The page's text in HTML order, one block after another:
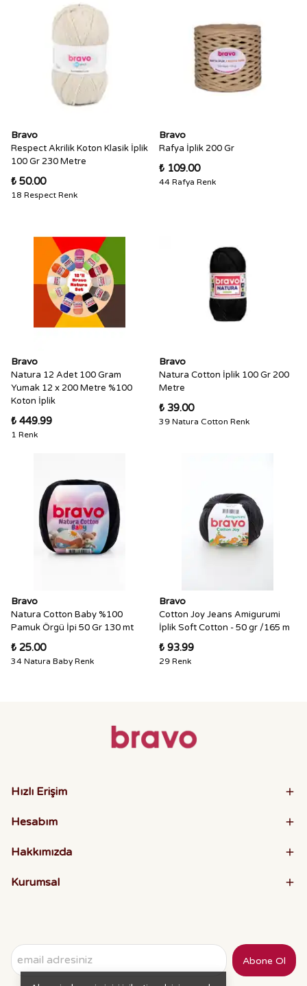
Bravo
Respect Akrilik Koton Klasik İplik
100 Gr 230 Metre
₺ 50.00
18 Respect Renk
Bravo
Rafya İplik 200 Gr
₺ 109.00
44 Rafya Renk
Bravo
Natura 12 Adet 100 Gram
Yumak 12 x 200 Metre %100
Koton İplik
₺ 449.99
1 Renk
Bravo
Natura Cotton İplik 100 Gr 200
Metre
₺ 39.00
39 Natura Cotton Renk
Bravo
Natura Cotton Baby %100
Pamuk Örgü İpi 50 Gr 130 mt
₺ 25.00
34 Natura Baby Renk
Bravo
Cotton Joy Jeans Amigurumi
İplik Soft Cotton - 50 gr /165 m
₺ 93.99
29 Renk
Hızlı Erişim
Hesabım
Hakkımızda
Kurumsal
Abone Ol